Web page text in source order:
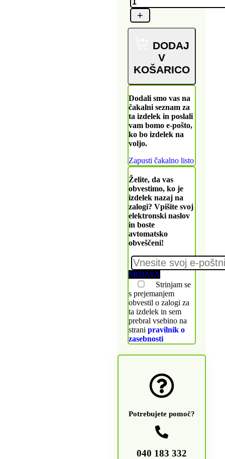
DODAJ
V
KOŠARICO
Dodali smo vas na
čakalni seznam za
ta izdelek in poslali
vam bomo e-pošto,
ko bo izdelek na
voljo.
Zapusti čakalno listo
Želite, da vas
obvestimo, ko je
izdelek nazaj na
zalogi? Vpišite svoj
elektronski naslov
in boste
avtomatsko
obveščeni!
PRIJAVA
Strinjam se
s prejemanjem
obvestil o zalogi za
ta izdelek in sem
prebral vsebino na
strani pravilnik o
zasebnosti
Potrebujete pomoč?
040 183 332